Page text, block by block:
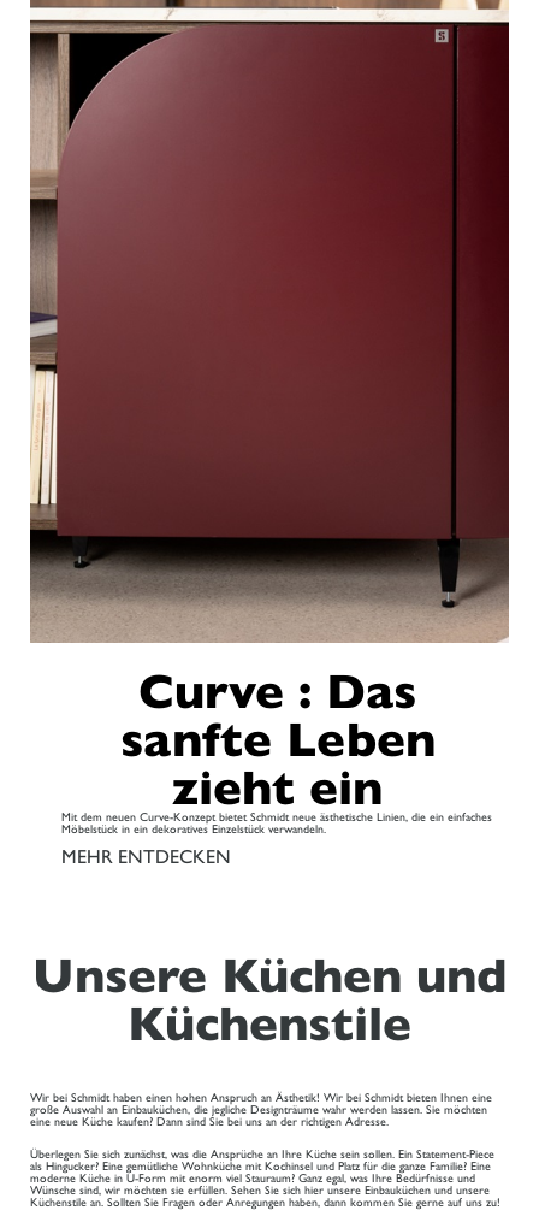
Curve : Das
sanfte Leben
zieht ein
Mit dem neuen Curve-Konzept bietet Schmidt neue ästhetische Linien, die ein einfaches
Möbelstück in ein dekoratives Einzelstück verwandeln.
MEHR ENTDECKEN
Unsere Küchen und
Küchenstile
Wir bei Schmidt haben einen hohen Anspruch an Ästhetik! Wir bei Schmidt bieten Ihnen eine
große Auswahl an Einbauküchen, die jegliche Designträume wahr werden lassen. Sie möchten
eine neue Küche kaufen? Dann sind Sie bei uns an der richtigen Adresse.
Überlegen Sie sich zunächst, was die Ansprüche an Ihre Küche sein sollen. Ein Statement-Piece
als Hingucker? Eine gemütliche Wohnküche mit Kochinsel und Platz für die ganze Familie? Eine
moderne Küche in U-Form mit enorm viel Stauraum? Ganz egal, was Ihre Bedürfnisse und
Wünsche sind, wir möchten sie erfüllen. Sehen Sie sich hier unsere Einbauküchen und unsere
Küchenstile an. Sollten Sie Fragen oder Anregungen haben, dann kommen Sie gerne auf uns zu!